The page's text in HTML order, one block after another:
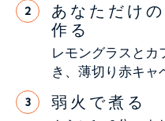
2
あなただけ
作る
レモングラスとカ
き、薄切り赤キャ
3 弱火で煮る